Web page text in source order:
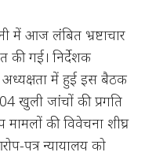
में आज लंबित भ्रष्टाचार
की गई। निर्देशक
अध्यक्षता में हुई इस बैठक
खुली जांचों की प्रगति
मामलों की विवेचना शीघ्र
पत्र न्यायालय को